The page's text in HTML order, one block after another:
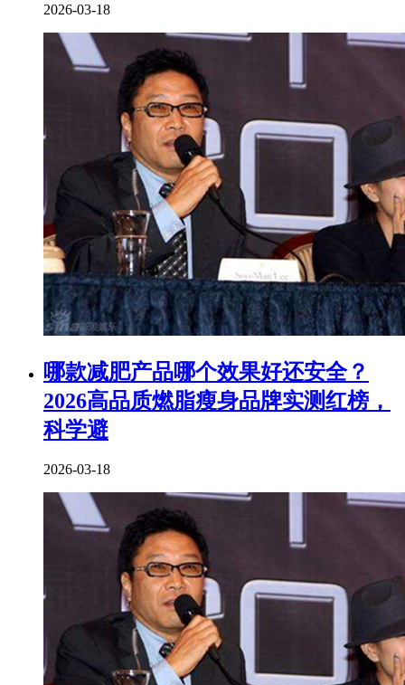
2026-03-18
​哪款减肥产品哪个效果好还安全？
2026高品质燃脂瘦身品牌实测红榜，
科学避
2026-03-18